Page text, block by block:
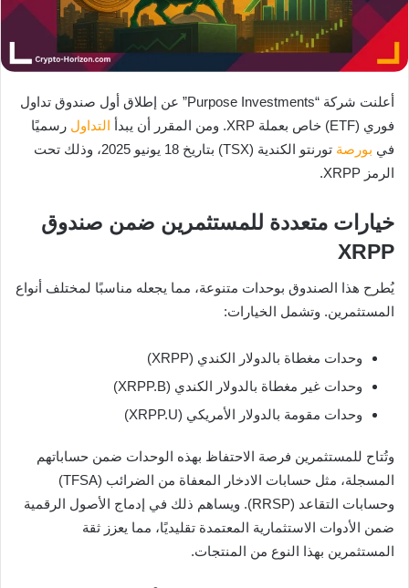
أعلنت شركة “Purpose Investments” عن إطلاق أول صندوق تداول
فوري (ETF) خاص بعملة XRP. ومن المقرر أن يبدأ
التداول رسميًا
في بورصة
تورنتو الكندية (TSX) بتاريخ 18 يونيو 2025، وذلك تحت
الرمز XRPP.
خيارات متعددة للمستثمرين ضمن صندوق
XRPP
يُطرح هذا الصندوق بوحدات متنوعة، مما يجعله مناسبًا لمختلف أنواع
المستثمرين. وتشمل الخيارات:
وحدات مغطاة بالدولار الكندي (XRPP)
وحدات غير مغطاة بالدولار الكندي (XRPP.B)
وحدات مقومة بالدولار الأمريكي (XRPP.U)
وتُتاح للمستثمرين فرصة الاحتفاظ بهذه الوحدات ضمن حساباتهم
المسجلة، مثل حسابات الادخار المعفاة من الضرائب (TFSA)
وحسابات التقاعد (RRSP). ويساهم ذلك في إدماج الأصول الرقمية
ضمن الأدوات الاستثمارية المعتمدة تقليديًا، مما يعزز ثقة
المستثمرين بهذا النوع من المنتجات.